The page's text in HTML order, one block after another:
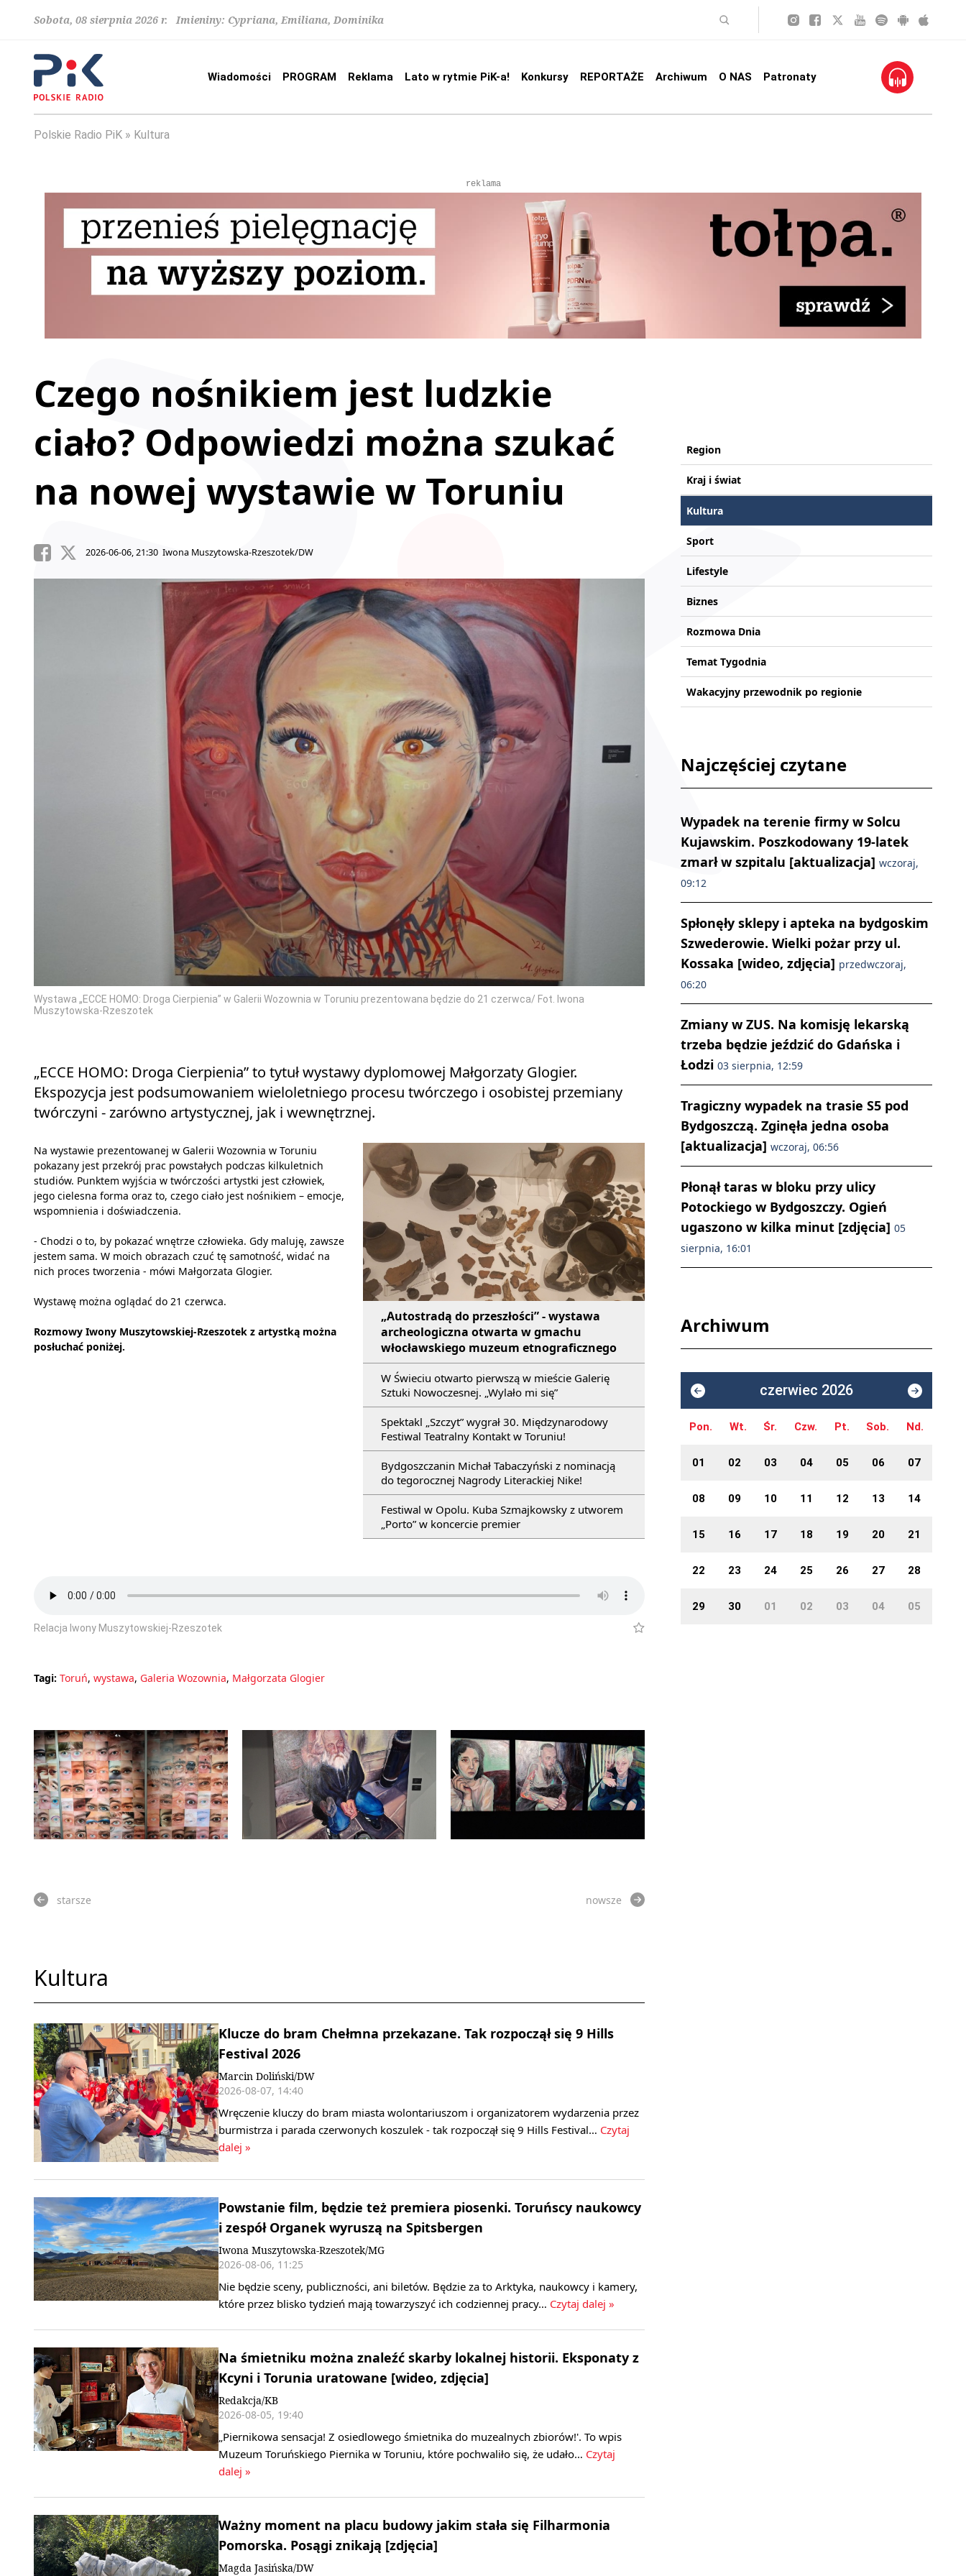
Sobota, 08 sierpnia 2026 r. Imieniny: Cypriana, Emiliana, Dominika
Wiadomości PROGRAM Reklama Lato w rytmie PiK-a! Konkursy REPORTAŻE Archiwum O NAS Patronaty
Polskie Radio PiK Kultura
reklama
Czego nośnikiem jest ludzkie
ciało? Odpowiedzi można szukać
na nowej wystawie w Toruniu
2026-06-06, 21:30 Iwona Muszytowska-Rzeszotek/DW
Wystawa „ECCE HOMO: Droga Cierpienia” w Galerii Wozownia w Toruniu prezentowana będzie do 21 czerwca/ Fot. Iwona
Muszytowska-Rzeszotek
„ECCE HOMO: Droga Cierpienia” to tytuł wystawy dyplomowej Małgorzaty Glogier.
Ekspozycja jest podsumowaniem wieloletniego procesu twórczego i osobistej przemiany
twórczyni - zarówno artystycznej, jak i wewnętrznej.
„Autostradą do przeszłości” - wystawa
archeologiczna otwarta w gmachu
włocławskiego muzeum etnograficznego
W Świeciu otwarto pierwszą w mieście Galerię
Sztuki Nowoczesnej. „Wylało mi się”
Spektakl „Szczyt” wygrał 30. Międzynarodowy
Festiwal Teatralny Kontakt w Toruniu!
Bydgoszczanin Michał Tabaczyński z nominacją
do tegorocznej Nagrody Literackiej Nike!
Festiwal w Opolu. Kuba Szmajkowsky z utworem
„Porto” w koncercie premier
Na wystawie prezentowanej w Galerii Wozownia w Toruniu
pokazany jest przekrój prac powstałych podczas kilkuletnich
studiów. Punktem wyjścia w twórczości artystki jest człowiek,
jego cielesna forma oraz to, czego ciało jest nośnikiem – emocje,
wspomnienia i doświadczenia.
- Chodzi o to, by pokazać wnętrze człowieka. Gdy maluję, zawsze
jestem sama. W moich obrazach czuć tę samotność, widać na
nich proces tworzenia - mówi Małgorzata Glogier.
Wystawę można oglądać do 21 czerwca.
Rozmowy Iwony Muszytowskiej-Rzeszotek z artystką można
posłuchać poniżej.
Relacja Iwony Muszytowskiej-Rzeszotek
Tagi: Toruń, wystawa, Galeria Wozownia, Małgorzata Glogier
starsze nowsze
Kultura
Klucze do bram Chełmna przekazane. Tak rozpoczął się 9 Hills
Festival 2026
Marcin Doliński/DW
2026-08-07, 14:40
Wręczenie kluczy do bram miasta wolontariuszom i organizatorem wydarzenia przez
burmistrza i parada czerwonych koszulek - tak rozpoczął się 9 Hills Festival… Czytaj
dalej »
Powstanie film, będzie też premiera piosenki. Toruńscy naukowcy
i zespół Organek wyruszą na Spitsbergen
Iwona Muszytowska-Rzeszotek/MG
2026-08-06, 11:25
Nie będzie sceny, publiczności, ani biletów. Będzie za to Arktyka, naukowcy i kamery,
które przez blisko tydzień mają towarzyszyć ich codziennej pracy… Czytaj dalej »
Na śmietniku można znaleźć skarby lokalnej historii. Eksponaty z
Kcyni i Torunia uratowane [wideo, zdjęcia]
Redakcja/KB
2026-08-05, 19:40
„Piernikowa sensacja! Z osiedlowego śmietnika do muzealnych zbiorów!'. To wpis
Muzeum Toruńskiego Piernika w Toruniu, które pochwaliło się, że udało… Czytaj
dalej »
Ważny moment na placu budowy jakim stała się Filharmonia
Pomorska. Posągi znikają [zdjęcia]
Magda Jasińska/DW
Region
Kraj i świat
Kultura
Sport
Lifestyle
Biznes
Rozmowa Dnia
Temat Tygodnia
Wakacyjny przewodnik po regionie
Najczęściej czytane
Wypadek na terenie firmy w Solcu
Kujawskim. Poszkodowany 19-latek
zmarł w szpitalu [aktualizacja] wczoraj,
09:12
Spłonęły sklepy i apteka na bydgoskim
Szwederowie. Wielki pożar przy ul.
Kossaka [wideo, zdjęcia] przedwczoraj,
06:20
Zmiany w ZUS. Na komisję lekarską
trzeba będzie jeździć do Gdańska i
Łodzi 03 sierpnia, 12:59
Tragiczny wypadek na trasie S5 pod
Bydgoszczą. Zginęła jedna osoba
[aktualizacja] wczoraj, 06:56
Płonął taras w bloku przy ulicy
Potockiego w Bydgoszczy. Ogień
ugaszono w kilka minut [zdjęcia] 05
sierpnia, 16:01
Archiwum
czerwiec 2026
Pon. Wt. Śr. Czw. Pt. Sob. Nd.
01 02 03 04 05 06 07
08 09 10 11 12 13 14
15 16 17 18 19 20 21
22 23 24 25 26 27 28
29 30 01 02 03 04 05